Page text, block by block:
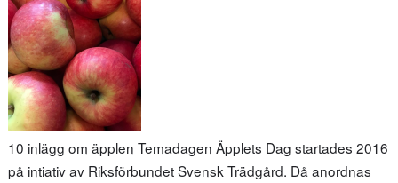
10 inlägg om äpplen Temadagen Äpplets Dag startades 2016
på intiativ av Riksförbundet Svensk Trädgård. Då anordnas